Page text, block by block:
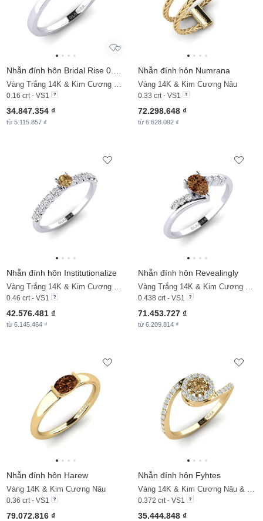
0.16 crt - VS1
34.847.354 ₫
từ 5.115.857 ₫
Nhẫn đính hôn Numrana
Vàng 14K & Kim Cương Nâu
0.33 crt - VS1
72.298.648 ₫
từ 6.628.092 ₫
Nhẫn đính hôn Institutionalize
0.46 crt - VS1
42.576.481 ₫
từ 6.145.464 ₫
Nhẫn đính hôn Revealingly
0.438 crt - VS1
71.453.727 ₫
từ 6.209.814 ₫
Nhẫn đính hôn Harew
Vàng 14K & Kim Cương Nâu
0.36 crt - VS1
79.072.816 ₫
Nhẫn đính hôn Fyhtes
0.372 crt - VS1
35.444.848 ₫